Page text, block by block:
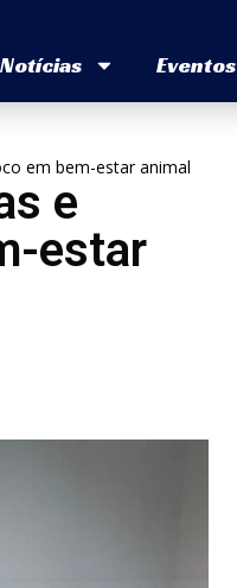
Notícias Eventos
em bem-estar animal
e
estar